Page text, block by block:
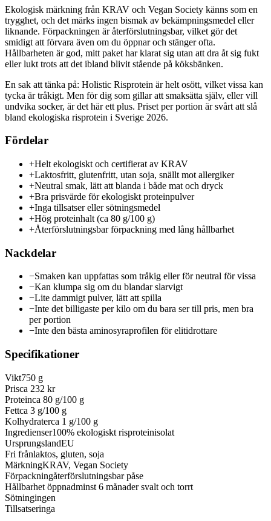
Ekologisk märkning från KRAV och Vegan Society känns som en
trygghet, och det märks ingen bismak av bekämpningsmedel eller
liknande. Förpackningen är återförslutningsbar, vilket gör det
smidigt att förvara även om du öppnar och stänger ofta.
Hållbarheten är god, mitt paket har klarat sig utan att dra åt sig fukt
eller lukt trots att det ibland blivit stående på köksbänken.
En sak att tänka på: Holistic Risprotein är helt osött, vilket vissa kan
tycka är tråkigt. Men för dig som gillar att smaksätta själv, eller vill
undvika socker, är det här ett plus. Priset per portion är svårt att slå
bland ekologiska risprotein i Sverige 2026.
Fördelar
+Helt ekologiskt och certifierat av KRAV
+Laktosfritt, glutenfritt, utan soja, snällt mot allergiker
+Neutral smak, lätt att blanda i både mat och dryck
+Bra prisvärde för ekologiskt proteinpulver
+Inga tillsatser eller sötningsmedel
+Hög proteinhalt (ca 80 g/100 g)
+Återförslutningsbar förpackning med lång hållbarhet
Nackdelar
−Smaken kan uppfattas som tråkig eller för neutral för vissa
−Kan klumpa sig om du blandar slarvigt
−Lite dammigt pulver, lätt att spilla
−Inte det billigaste per kilo om du bara ser till pris, men bra
per portion
−Inte den bästa aminosyraprofilen för elitidrottare
Specifikationer
Vikt750 g
Prisca 232 kr
Proteinca 80 g/100 g
Fettca 3 g/100 g
Kolhydraterca 1 g/100 g
Ingredienser100% ekologiskt risproteinisolat
UrsprungslandEU
Fri frånlaktos, gluten, soja
MärkningKRAV, Vegan Society
Förpackningåterförslutningsbar påse
Hållbarhet öppnadminst 6 månader svalt och torrt
Sötningingen
Tillsatseringa